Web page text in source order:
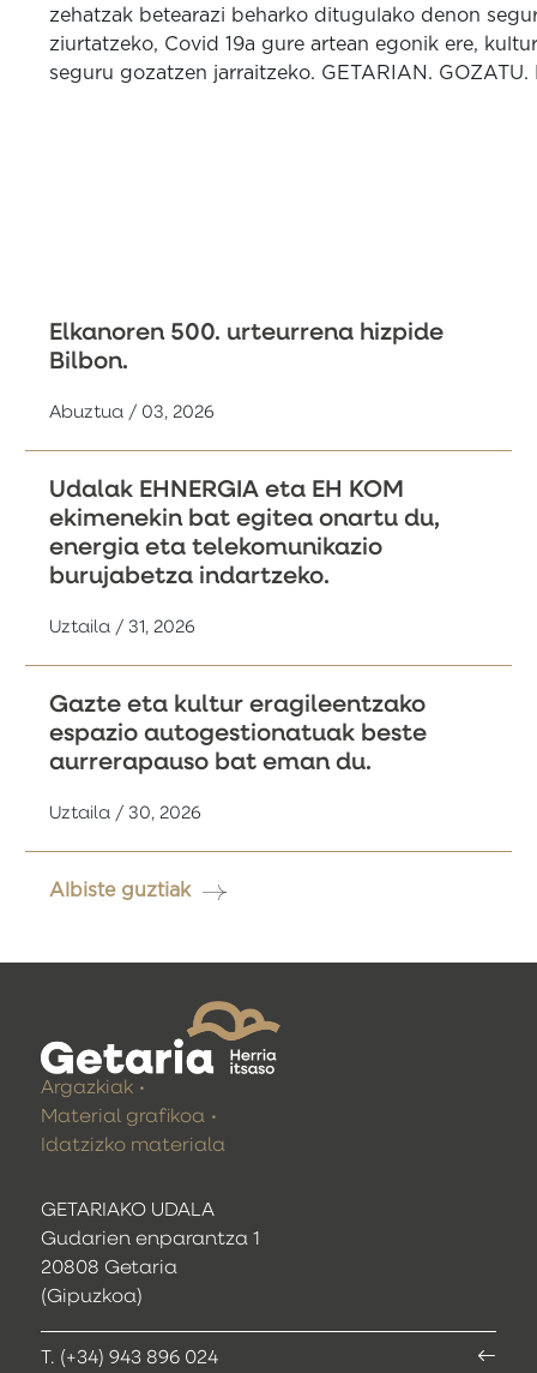
zehatzak betearazi beharko ditugulako denon
ziurtatzeko, Covid 19a gure artean egonik ere,
seguru gozatzen jarraitzeko. GETARIAN. GOZATU.
Elkanoren 500. urteurrena hizpide
Bilbon.
Abuztua / 03, 2026
Udalak EHNERGIA eta EH KOM
ekimenekin bat egitea onartu du,
energia eta telekomunikazio
burujabetza indartzeko.
Uztaila / 31, 2026
Gazte eta kultur eragileentzako
espazio autogestionatuak beste
aurrerapauso bat eman du.
Uztaila / 30, 2026
Albiste guztiak
GETARIAKO UDALA
Gudarien enparantza 1
20808 Getaria
(Gipuzkoa)
T. (+34) 943 896 024
Argazkiak
Material grafikoa
Idatzizko materiala